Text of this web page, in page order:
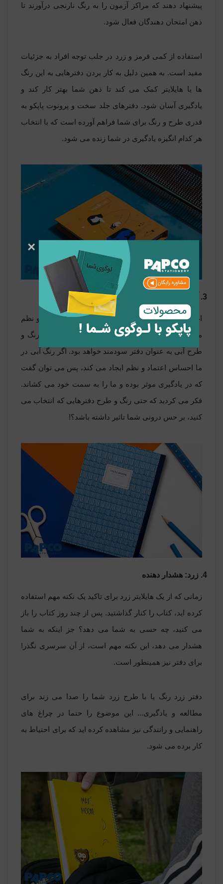
پیشنهاد دهند که مراکز آزمون را به رنگ نارنجی درآورند تا
ذهن امتحان دهندگان فعال شود.
استفاده از کمی قرمز و زرد در جلب توجه افراد به جزئیات
مفید است. به همین دلیل به کار بردن دفترهایی به این رنگ
ها یا هایلایتر کمک می کند تا ذهن شما بهتر کار کند و
یادگیری آسان شود. دفترهای جلد سخت و پرونوت پاپکو به
قدری طرح و رنگ برای شما فراهم آورده است که با انتخاب
هر کدام انگیزه یادگیری در شما زنده می شود.
3. آبی: سودمندی
اغلب ما رنگ آبی را دوست داریم و آن را رنگ اعتماد و نظم
می دانیم، به همین دلیل می توان گفت که انتخاب رنگ و
طرح آبی به عنوان دفتر سودمند خواهد بود. اگر رنگ آبی در
ما احساس اعتماد و نظم ایجاد می کند، پس می توان گفت
که در یادگیری موثر بوده و ما را به سمت خود می کشاند.
فکر می کردید که حتی رنگ و طرح دفترهایی که انتخاب می
کنید، بر حس درونی شما تاثیر داشته باشد؟!
4. زرد: هشدار دهنده
زمانی که از یک هایلایتر زرد برای تاکید یک نکته مهم استفاده
کرده اید، کتاب را کنار گذاشتید. پس از چند روز کتاب را باز
می کنید، چه حسی به شما می دهد؟ جز اینکه به شما
هشدار می دهد، این نکته مهم است، از آن سرسری نگذر!
برای دفتر نیز همینطور است.
دفتر زرد رنگ یا با طرح زرد شما را صدا می زند برای
مطالعه و یادگیری... این موضوع را حتما در چراغ های
راهنمایی و رانندگی نیز مشاهده کرده اید که برای احتیاط به
کار برده می شود.
×